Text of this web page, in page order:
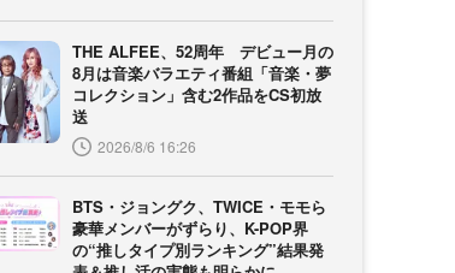
THE ALFEE、52周年 デビュー月の
8月は音楽バラエティ番組「音楽・夢
コレクション」含む2作品をCS初放
送
2026/8/6 16:26
BTS・ジョングク、TWICE・モモら
豪華メンバーがずらり、K-POP界
の“推しタイプ別ランキング”結果発